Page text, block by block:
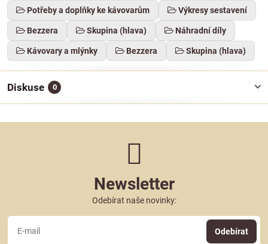
Potřeby a doplňky ke kávovarům Výkresy sestavení
Bezzera Skupina (hlava) Náhradní díly
Kávovary a mlýnky Bezzera Skupina (hlava)
Diskuse 0
Newsletter
Odebírat naše novinky:
Odebírat